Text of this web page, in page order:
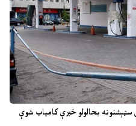
بحالولو خبرې کامیاب شوې